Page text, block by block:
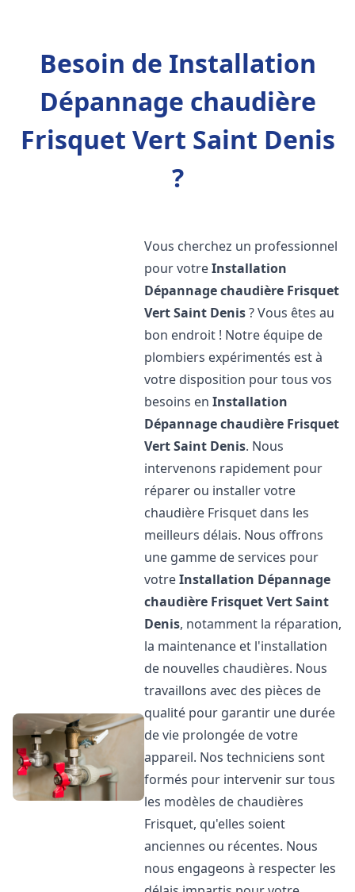
Besoin de Installation
Dépannage chaudière
Frisquet Vert Saint Denis
?
Vous cherchez un professionnel
pour votreInstallation
Dépannage chaudière Frisquet
Vert Saint Denis? Vous êtes au
bon endroit ! Notre équipe de
plombiers expérimentés est à
votre disposition pour tous vos
besoins enInstallation
Dépannage chaudière Frisquet
Vert Saint Denis. Nous
intervenons rapidement pour
réparer ou installer votre
chaudière Frisquet dans les
meilleurs délais. Nous offrons
une gamme de services pour
votreInstallation Dépannage
chaudière FrisquetVert Saint
Denis, notamment la réparation,
la maintenance et l'installation
de nouvelles chaudières. Nous
travaillons avec des pièces de
qualité pour garantir une durée
de vie prolongée de votre
appareil. Nos techniciens sont
formés pour intervenir sur tous
les modèles de chaudières
Frisquet, qu'elles soient
anciennes ou récentes. Nous
nous engageons à respecter les